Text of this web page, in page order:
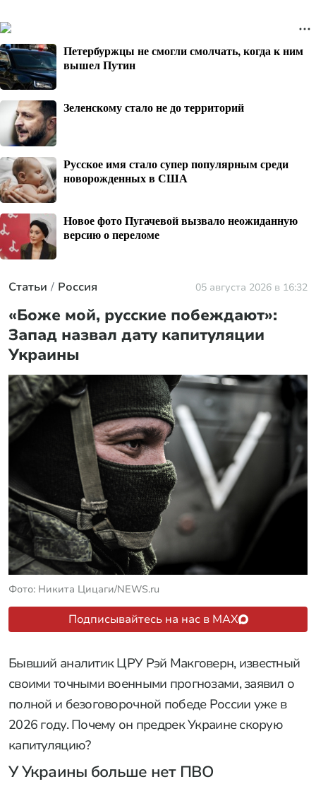
Петербуржцы не смогли смолчать, когда к ним
вышел Путин
Зеленскому стало не до территорий
Русское имя стало супер популярным среди
новорожденных в США
Новое фото Пугачевой вызвало неожиданную
версию о переломе
Статьи Россия 05 августа 2026 в 16:32
«Боже мой, русские побеждают»:
Запад назвал дату капитуляции
Украины
Фото: Никита Цицаги/NEWS.ru
Подписывайтесь на нас в MAX
Бывший аналитик ЦРУ Рэй Макговерн, известный
своими точными военными прогнозами, заявил о
полной и безоговорочной победе России уже в
2026 году. Почему он предрек Украине скорую
капитуляцию?
У Украины больше нет ПВО